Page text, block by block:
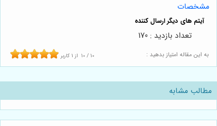
مشخصات
به این مقاله امتیاز بدهید : 10 / 10 از 1 کاربر
تعداد بازدید : 170
مطالب مشابه